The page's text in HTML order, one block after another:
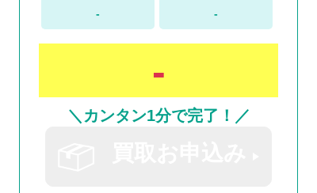
- -
-
＼カンタン1分で完了！／